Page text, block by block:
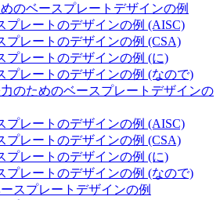
のベースプレートデザインの例
プレートのデザインの例 (AISC)
プレートのデザインの例 (CSA)
プレートのデザインの例 (に)
プレートのデザインの例 (なので)
のためのベースプレートデザインの
プレートのデザインの例 (AISC)
プレートのデザインの例 (CSA)
プレートのデザインの例 (に)
プレートのデザインの例 (なので)
スプレートデザインの例